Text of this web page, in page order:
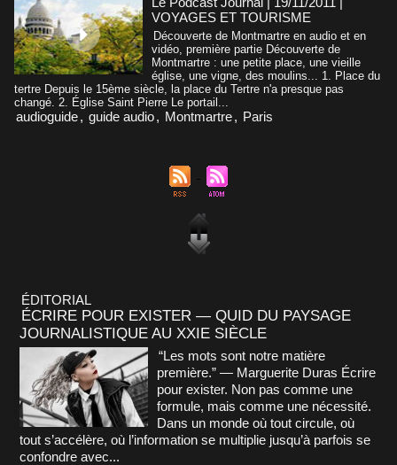
VOYAGES ET TOURISME
Découverte de Montmartre en audio et en
vidéo, première partie Découverte de
Montmartre : une petite place, une vieille
église, une vigne, des moulins... 1. Place du
tertre Depuis le 15ème siècle, la place du Tertre n'a presque pas
changé. 2. Église Saint Pierre Le portail...
audioguide, guide audio, Montmartre, Paris
ÉDITORIAL
ÉCRIRE POUR EXISTER — QUID DU PAYSAGE
JOURNALISTIQUE AU XXIE SIÈCLE
“Les mots sont notre matière
première.” — Marguerite Duras Écrire
pour exister. Non pas comme une
formule, mais comme une nécessité.
Dans un monde où tout circule, où
tout s’accélère, où l’information se multiplie jusqu’à parfois se
confondre avec...